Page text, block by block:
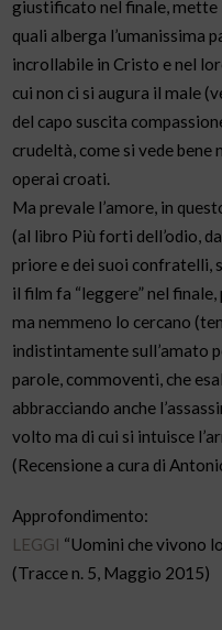
giustificato nel finale, mette
quali alberga l’umanissima
incrollabile in Cristo e nel
cui non ci si augura il male
del capo suscita
crudeltà, come si vede bene
operai croati.
Ma prevale l’amore, in
(al libro Più forti dell’odio,
priore e dei suoi confratelli,
il film fa “leggere” nel
ma nemmeno lo cercano
indistintamente sull’amato
parole, commoventi, che
abbracciando anche
volto ma di cui si intuisce
(Recensione a cura di
Approfondimento:
LEGGI “Uomini che vivono
(Tracce n. 5, Maggio 2015)